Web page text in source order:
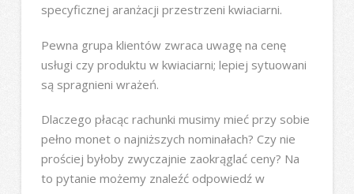
specyficznej aranżacji przestrzeni kwiaciarni.
Pewna grupa klientów zwraca uwagę na cenę
usługi czy produktu w kwiaciarni; lepiej sytuowani
są spragnieni wrażeń.
Dlaczego płacąc rachunki musimy mieć przy sobie
pełno monet o najniższych nominałach? Czy nie
prościej byłoby zwyczajnie zaokrąglać ceny? Na
to pytanie możemy znaleźć odpowiedź w